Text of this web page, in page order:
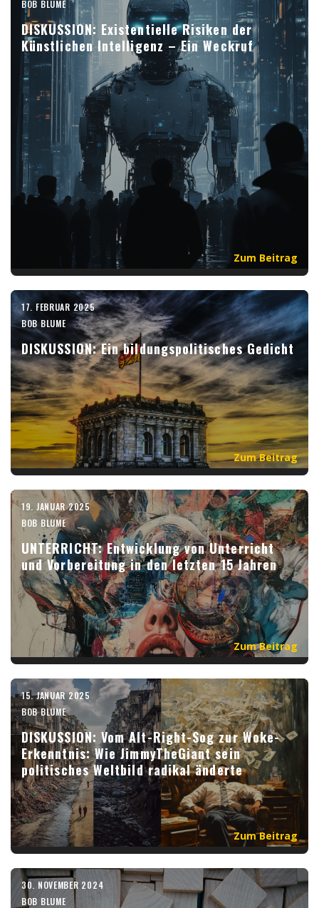
BOB BLUME
DISKUSSION: Existentielle Risiken der
Künstlichen Intelligenz – Ein Weckruf
Zum Beitrag
17. FEBRUAR 2025
BOB BLUME
DISKUSSION: Ein bildungspolitisches Gedicht
Zum Beitrag
19. JANUAR 2025
BOB BLUME
UNTERRICHT: Entwicklung von Unterricht
und Vorbereitung in den letzten 15 Jahren
Zum Beitrag
15. JANUAR 2025
BOB BLUME
DISKUSSION: Vom Alt-Right-Sog zur Woke-
Erkenntnis: Wie JimmyTheGiant sein
politisches Weltbild radikal änderte
Zum Beitrag
30. NOVEMBER 2024
BOB BLUME